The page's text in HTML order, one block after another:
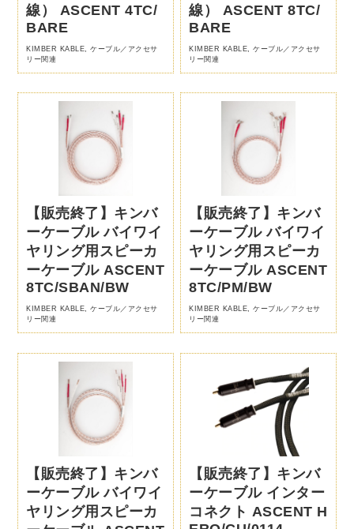
線） ASCENT 4TC/
BARE
KIMBER KABLE ,ケーブル／アクセサ
リー関連
線） ASCENT 8TC/
BARE
KIMBER KABLE ,ケーブル／アクセサ
リー関連
【販売終了】キンバ
ーケーブル バイワイ
ヤリング用スピーカ
ーケーブル ASCENT
8TC/SBAN/BW
KIMBER KABLE,ケーブル／アクセサ
リー関連
【販売終了】キンバ
ーケーブル バイワイ
ヤリング用スピーカ
ーケーブル ASCENT
8TC/PM/BW
KIMBER KABLE,ケーブル／アクセサ
リー関連
【販売終了】キンバ
ーケーブル バイワイ
ヤリング用スピーカ
【販売終了】キンバ
ーケーブル インター
コネクト ASCENT H